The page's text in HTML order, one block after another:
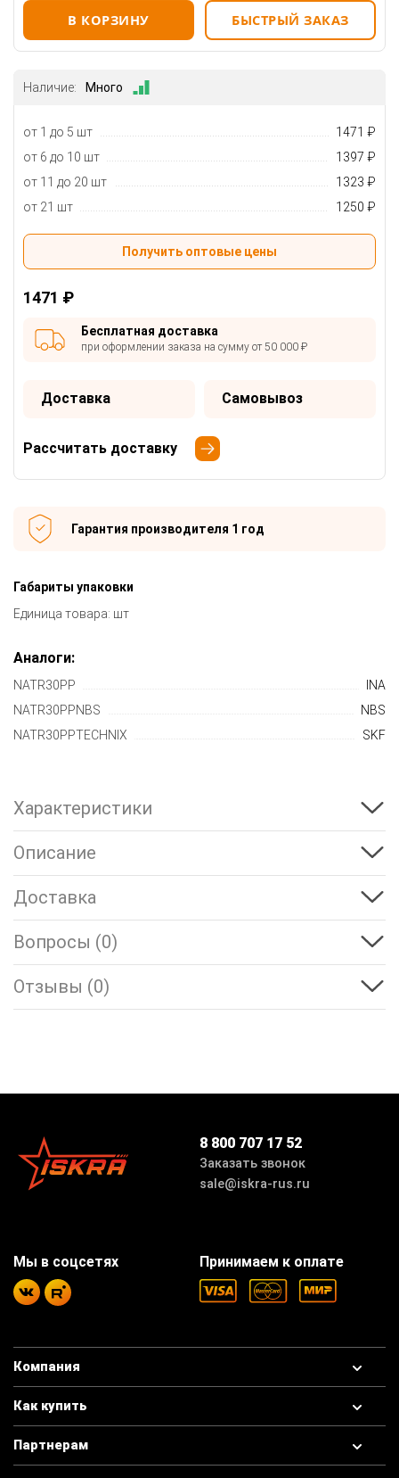
В КОРЗИНУ БЫСТРЫЙ ЗАКАЗ
Наличие: Много
от 1 до 5 шт
1471 ₽
от 6 до 10 шт
1397 ₽
от 11 до 20 шт
1323 ₽
от 21 шт
1250 ₽
Получить оптовые цены
1471 ₽
Бесплатная доставка
при оформлении заказа на сумму от 50 000 ₽
Доставка Самовывоз
Рассчитать доставку
Гарантия производителя 1 год
Габариты упаковки
Единица товара: шт
Аналоги:
NATR30PP
INA
NATR30PPNBS
NBS
NATR30PPTECHNIX
SKF
Характеристики
Описание
Доставка
Вопросы (0)
Отзывы (0)
8 800 707 17 52
Заказать звонок
sale@iskra-rus.ru
Компания
Как купить
Партнерам
Принимаем к оплате
Мы в соцсетях